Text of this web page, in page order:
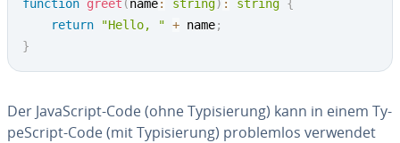
function greet (name: string) : string {
return
"Hello, " + name;
}
Der Ja­va­Script-Code (ohne Ty­pi­sie­rung) kann in einem Ty­
pe­Script-Code (mit Ty­pi­sie­rung) pro­blem­los verwendet